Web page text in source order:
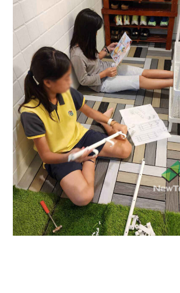
陽台改造｜快組地板
決方案
快組地板 / 陽台露台